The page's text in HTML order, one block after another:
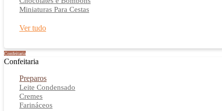
Miniaturas Para Cestas
Ver tudo
Confeitaria
Confeitaria
Preparos
Leite Condensado
Cremes
Farináceos